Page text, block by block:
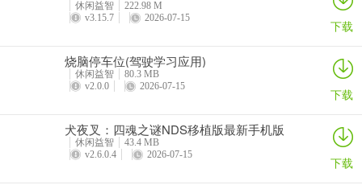
休闲益智
222.98 M
v3.15.7
2026-07-15 下载
烧脑停车位(驾驶学习应用)
休闲益智
80.3 MB
v2.0.0
2026-07-15 下载
犬夜叉：四魂之谜NDS移植版最新手机版
休闲益智
43.4 MB
v2.6.0.4
2026-07-15 下载